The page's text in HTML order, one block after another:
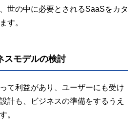
世の中に必要とされるSaaSをカタ
す。
スモデルの検討
て利益があり、ユーザーにも受け
計も、ビジネスの準備をするうえ
。